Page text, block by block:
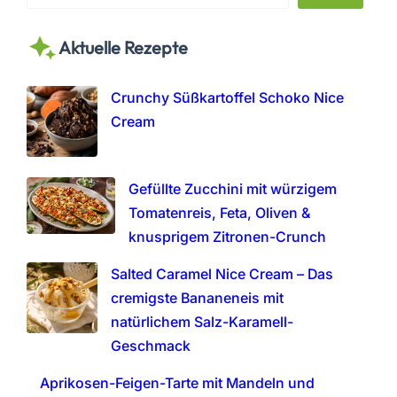
r
h
Aktuelle Rezepte
Crunchy Süßkartoffel Schoko Nice
Cream
Gefüllte Zucchini mit würzigem
Tomatenreis, Feta, Oliven &
knusprigem Zitronen-Crunch
Salted Caramel Nice Cream – Das
cremigste Bananeneis mit
natürlichem Salz-Karamell-
Geschmack
Aprikosen-Feigen-Tarte mit Mandeln und